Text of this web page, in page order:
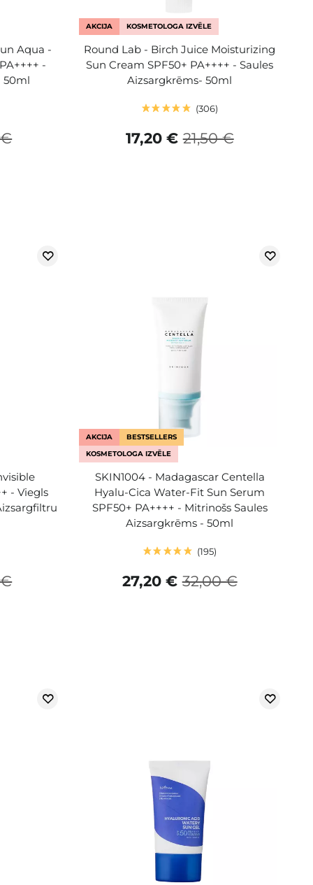
Aqua -
-
50ml
€
AKCIJA KOSMETOLOGA IZVĒLE
Round Lab - Birch Juice Moisturizing
Sun Cream SPF50+ PA++++ - Saules
Aizsargkrēms- 50ml
306
21,50 €
17,20 €
- Viegls
€
AKCIJA
BESTSELLERS
KOSMETOLOGA IZVĒLE
SKIN1004 - Madagascar Centella
Hyalu-Cica Water-Fit Sun Serum
SPF50+ PA++++ - Mitrinošs Saules
Aizsargkrēms - 50ml
195
32,00 €
27,20 €